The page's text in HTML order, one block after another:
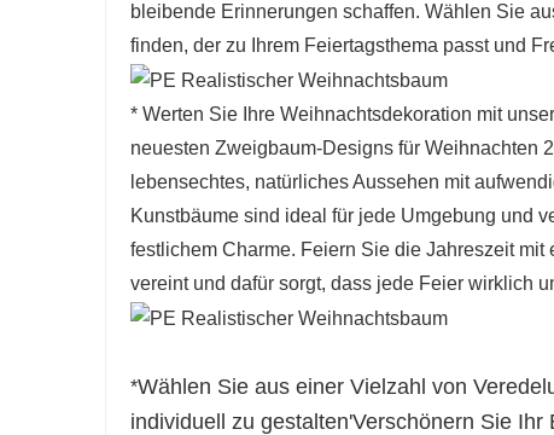
bleibende Erinnerungen schaffen. Wählen Sie
finden, der zu Ihrem Feiertagsthema passt und
* Werten Sie Ihre Weihnachtsdekoration mit
neuesten Zweigbaum-Designs für Weihnachten
lebensechtes, natürliches Aussehen mit
Kunstbäume sind ideal für jede Umgebung und
festlichem Charme. Feiern Sie die Jahreszeit
vereint und dafür sorgt, dass jede Feier wirklich
*Wählen Sie aus einer Vielzahl von
individuell zu gestalten'Verschönern Sie Ihr